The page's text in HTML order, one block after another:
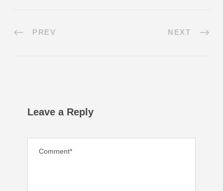
PREV NEXT
Leave a Reply